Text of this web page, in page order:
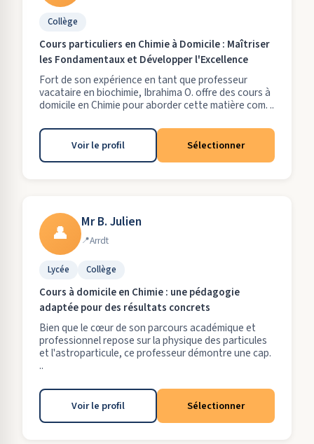
Collège
Cours particuliers en Chimie à Domicile : Maîtriser
les Fondamentaux et Développer l'Excellence
Fort de son expérience en tant que professeur
vacataire en biochimie, Ibrahima O. offre des cours à
domicile en Chimie pour aborder cette matière com. ..
Voir le profil Sélectionner
👤 Mr B. Julien
Arrdt
Lycée Collège
Cours à domicile en Chimie : une pédagogie
adaptée pour des résultats concrets
Bien que le cœur de son parcours académique et
professionnel repose sur la physique des particules
et l'astroparticule, ce professeur démontre une cap.
..
Voir le profil Sélectionner